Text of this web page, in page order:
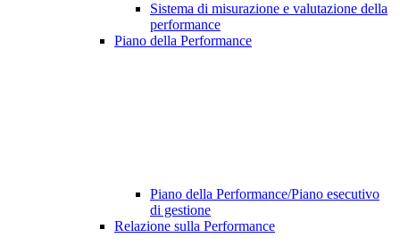
Sistema di misurazione e valutazione della
performance
Piano della Performance
Piano della Performance/Piano esecutivo
di gestione
Relazione sulla Performance